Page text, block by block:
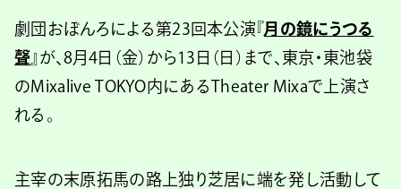
劇団おぼんろによる第23回本公演『月の鏡にうつる
聲 』が、8月4日（金）から13日（日）まで、東京・東池袋
のMixalive TOKYO内にあるTheater Mixaで上演さ
れる。
主宰の末原拓馬の路上独り芝居に端を発し活動して